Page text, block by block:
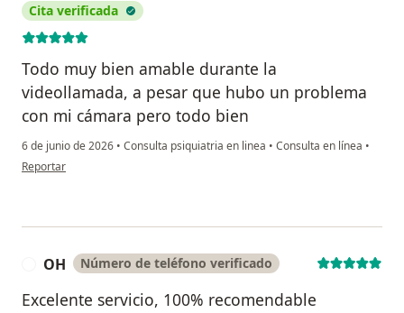
Cita verificada
Todo muy bien amable durante la
videollamada, a pesar que hubo un problema
con mi cámara pero todo bien
6 de junio de 2026 • Consulta psiquiatria en linea • Consulta en línea •
en opinión del usuario Cesar Ismael Limon Gutierrez
Reportar
OH Número de teléfono verificado
Excelente servicio, 100% recomendable